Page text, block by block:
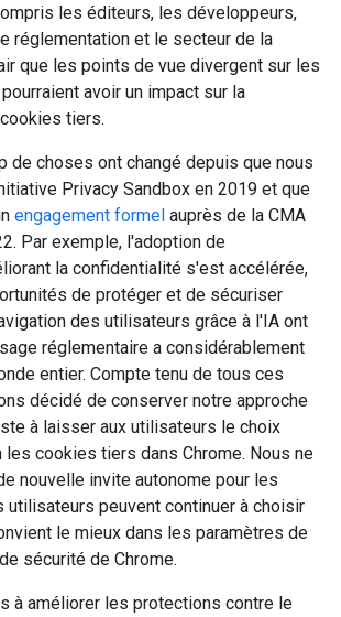
les éditeurs, les développeurs,
réglementation et le secteur de la
que les points de vue divergent sur les
avoir un impact sur la
tiers.
de choses ont changé depuis que nous
Privacy Sandbox en 2019 et que
engagement formel auprès de la CMA
Par exemple, l'adoption de
la confidentialité s'est accélérée,
de protéger et de sécuriser
des utilisateurs grâce à l'IA ont
réglementaire a considérablement
entier. Compte tenu de tous ces
décidé de conserver notre approche
à laisser aux utilisateurs le choix
les cookies tiers dans Chrome. Nous ne
nouvelle invite autonome pour les
peuvent continuer à choisir
le mieux dans les paramètres de
sécurité de Chrome.
à améliorer les protections contre le